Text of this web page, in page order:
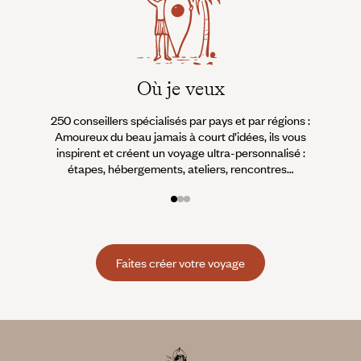
Où je veux
250 conseillers spécialisés par pays et par régions :
Amoureux du beau jamais à court d’idées, ils vous
inspirent et créent un voyage ultra-personnalisé :
étapes, hébergements, ateliers, rencontres…
Faites créer votre voyage